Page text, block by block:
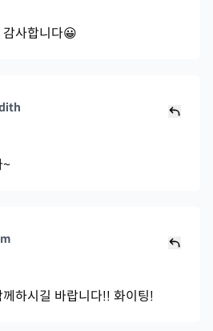
사합니다😀
하시길 바랍니다!! 화이팅!